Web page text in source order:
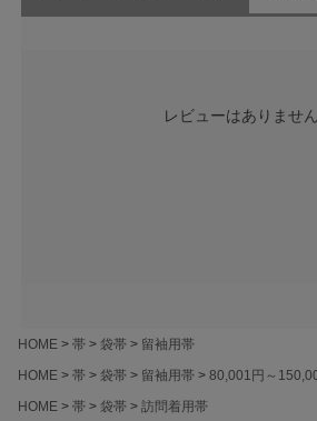
レビューはありません
HOME 帯 袋帯
留袖用帯
HOME
帯 袋帯 留袖用帯
80,001円～
HOME
帯 袋帯
訪問着用帯